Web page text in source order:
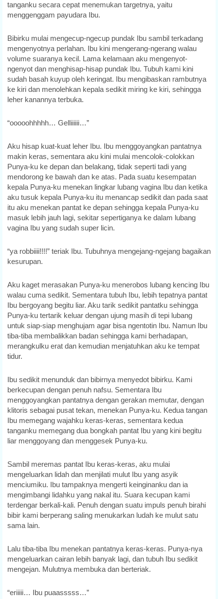
tanganku secara cepat menemukan targetnya, yaitu
menggenggam payudara Ibu.
Bibirku mulai mengecup-ngecup pundak Ibu sambil terkadang
mengenyotnya perlahan. Ibu kini mengerang-ngerang walau
volume suaranya kecil. Lama kelamaan aku mengenyot-
ngenyot dan menghisap-hisap pundak Ibu. Tubuh kami kini
sudah basah kuyup oleh keringat. Ibu mengibaskan rambutnya
ke kiri dan menolehkan kepala sedikit miring ke kiri, sehingga
leher kanannya terbuka.
“ooooohhhhh… Gelliiiiii…”
Aku hisap kuat-kuat leher Ibu. Ibu menggoyangkan pantatnya
makin keras, sementara aku kini mulai mencolok-colokkan
Punya-ku ke depan dan belakang, tidak seperti tadi yang
mendorong ke bawah dan ke atas. Pada suatu kesempatan
kepala Punya-ku menekan lingkar lubang vagina Ibu dan ketika
aku tusuk kepala Punya-ku itu menancap sedikit dan pada saat
itu aku menekan pantat ke depan sehingga kepala Punya-ku
masuk lebih jauh lagi, sekitar sepertiganya ke dalam lubang
vagina Ibu yang sudah super licin.
“ya robbiiii!!!!” teriak Ibu. Tubuhnya mengejang-ngejang bagaikan
kesurupan.
Aku kaget merasakan Punya-ku menerobos lubang kencing Ibu
walau cuma sedikit. Sementara tubuh Ibu, lebih tepatnya pantat
Ibu bergoyang begitu liar. Aku tarik sedikit pantatku sehingga
Punya-ku tertarik keluar dengan ujung masih di tepi lubang
untuk siap-siap menghujam agar bisa ngentotin Ibu. Namun Ibu
tiba-tiba membalikkan badan sehingga kami berhadapan,
merangkulku erat dan kemudian menjatuhkan aku ke tempat
tidur.
Ibu sedikit menunduk dan bibirnya menyedot bibirku. Kami
berkecupan dengan penuh nafsu. Sementara Ibu
menggoyangkan pantatnya dengan gerakan memutar, dengan
klitoris sebagai pusat tekan, menekan Punya-ku. Kedua tangan
Ibu memegang wajahku keras-keras, sementara kedua
tanganku memegang dua bongkah pantat Ibu yang kini begitu
liar menggoyang dan menggesek Punya-ku.
Sambil meremas pantat Ibu keras-keras, aku mulai
mengeluarkan lidah dan menjilati mulut Ibu yang asyik
menciumiku. Ibu tampaknya mengerti keinginanku dan ia
mengimbangi lidahku yang nakal itu. Suara kecupan kami
terdengar berkali-kali. Penuh dengan suatu impuls penuh birahi
bibir kami berperang saling menukarkan ludah ke mulut satu
sama lain.
Lalu tiba-tiba Ibu menekan pantatnya keras-keras. Punya-nya
mengeluarkan cairan lebih banyak lagi, dan tubuh Ibu sedikit
mengejan. Mulutnya membuka dan berteriak.
“eriiiii… Ibu puaasssss…”